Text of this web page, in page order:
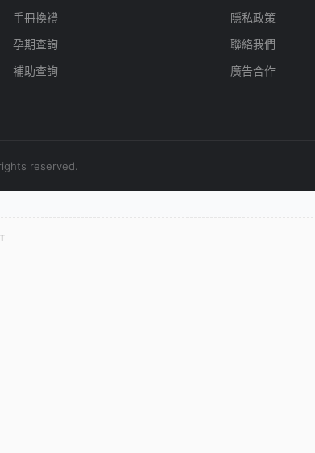
手冊換禮
孕期查詢
補助查詢
隱私政策
聯絡我們
廣告合作
reserved.